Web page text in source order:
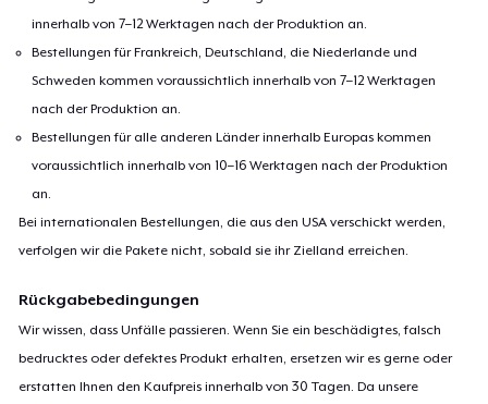
innerhalb von 7–12 Werktagen nach der Produktion an.
Bestellungen für Frankreich, Deutschland, die Niederlande und
Schweden kommen voraussichtlich innerhalb von 7–12 Werktagen
nach der Produktion an.
Bestellungen für alle anderen Länder innerhalb Europas kommen
voraussichtlich innerhalb von 10–16 Werktagen nach der Produktion
an.
Bei internationalen Bestellungen, die aus den USA verschickt werden,
verfolgen wir die Pakete nicht, sobald sie ihr Zielland erreichen.
Rückgabebedingungen
Wir wissen, dass Unfälle passieren. Wenn Sie ein beschädigtes, falsch
bedrucktes oder defektes Produkt erhalten, ersetzen wir es gerne oder
erstatten Ihnen den Kaufpreis innerhalb von 30 Tagen. Da unsere